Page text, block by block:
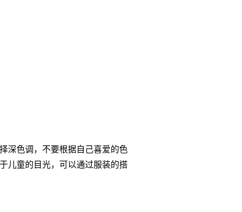
深色调，不要根据自己喜爱的色
儿童的目光，可以通过服装的搭